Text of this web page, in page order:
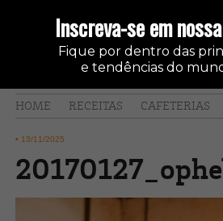
Inscreva-se em
Fique por dentro das
e tendências do
HOME RECEITAS CAFETERIAS
• 13/11/2025